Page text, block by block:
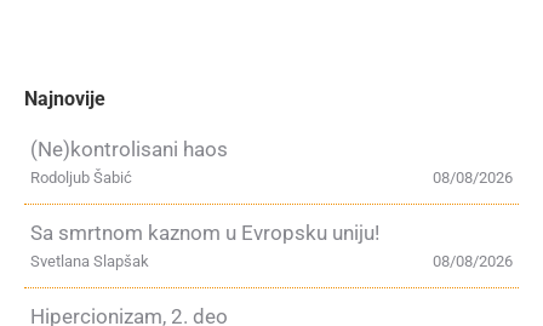
Najnovije
(Ne)kontrolisani haos
08/08/2026
Rodoljub Šabić
Sa smrtnom kaznom u Evropsku uniju!
08/08/2026
Svetlana Slapšak
Hipercionizam, 2. deo